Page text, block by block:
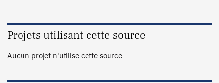
Projets utilisant cette source
Aucun projet n'utilise cette source